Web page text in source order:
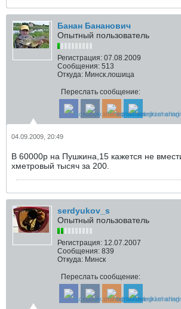
Банан Бананович
Опытный пользователь
Регистрация: 07.08.2009
Сообщения: 513
Откуда: Минск.лошица
Переслать сообщение:
04.09.2009, 20:49
В 60000р на Пушкина,15 кажется не
хметровый тысяч за 200.
serdyukov_s
Опытный пользователь
Регистрация: 12.07.2007
Сообщения: 839
Откуда: Минск
Переслать сообщение: